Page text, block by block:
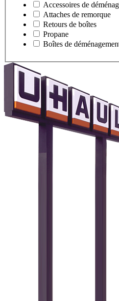
Accessoires de
Attaches de remorque
Retours de boîtes
Propane
Boîtes de